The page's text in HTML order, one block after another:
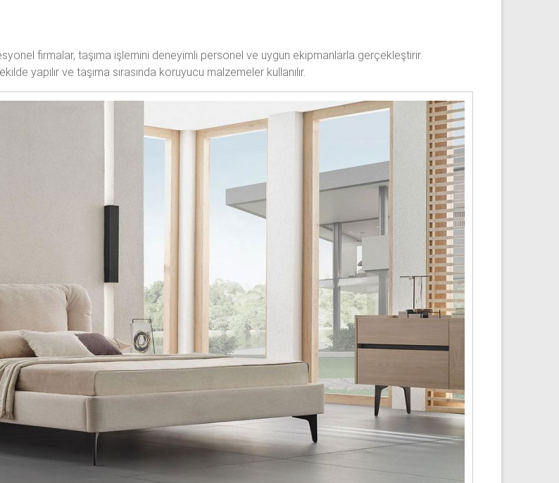
firmalar, taşıma işlemini deneyimli personel ve uygun ekipmanlarla gerçekleştirir.
yapılır ve taşıma sırasında koruyucu malzemeler kullanılır.